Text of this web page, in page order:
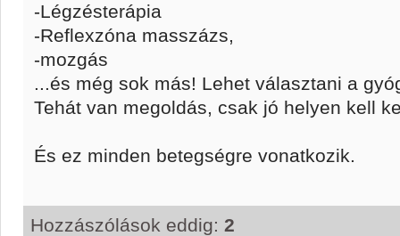
-Légzésterápia
-Reflexzóna masszázs,
-mozgás
...és még sok más! Lehet választani a
Tehát van megoldás, csak jó helyen kell
És ez minden betegségre vonatkozik.
Hozzászólások eddig: 2